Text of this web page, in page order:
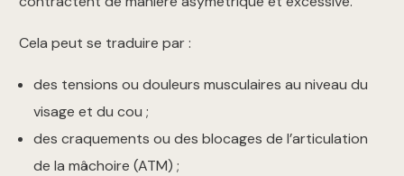
Cela peut se traduire par :
des tensions ou douleurs musculaires au niveau du
visage et du cou ;
des craquements ou des blocages de l’articulation
de la mâchoire (ATM) ;